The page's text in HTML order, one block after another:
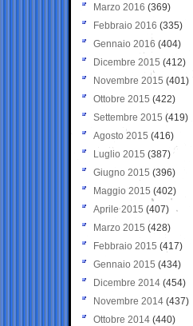
Marzo 2016 (369)
Febbraio 2016 (335)
Gennaio 2016 (404)
Dicembre 2015 (412)
Novembre 2015 (401)
Ottobre 2015 (422)
Settembre 2015 (419)
Agosto 2015 (416)
Luglio 2015 (387)
Giugno 2015 (396)
Maggio 2015 (402)
Aprile 2015 (407)
Marzo 2015 (428)
Febbraio 2015 (417)
Gennaio 2015 (434)
Dicembre 2014 (454)
Novembre 2014 (437)
Ottobre 2014 (440)